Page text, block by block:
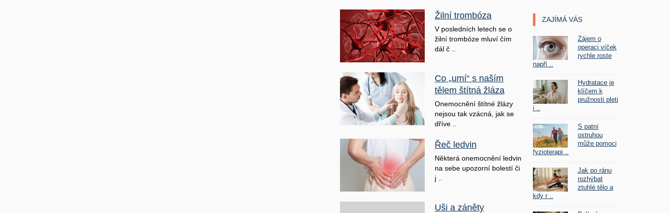
Žilní trombóza
V posledních letech se o
žilní trombóze mluví čím
dál č ..
Co „umí“ s naším
tělem štítná žláza
Onemocnění štítné žlázy
nejsou tak vzácná, jak se
dříve ..
Řeč ledvin
Některá onemocnění ledvin
na sebe upozorní bolestí či
j ..
Uši a záněty
ZAJÍMÁ VÁS
Zájem o
operaci víček
rychle roste
napří ..
Hydratace je
klíčem k
pružnosti pleti
i ..
S patní
ostruhou
může pomoci
fyzioterapi ..
Jak po ránu
rozhýbat
ztuhlé tělo a
kdy r ..